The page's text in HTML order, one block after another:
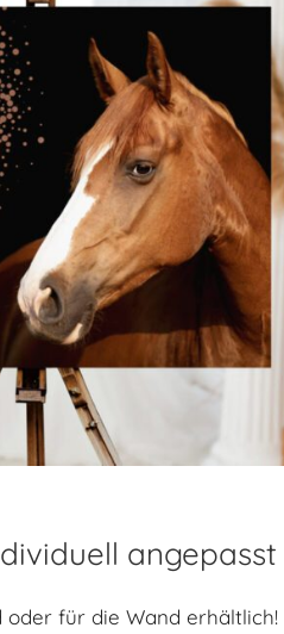
für die Wand